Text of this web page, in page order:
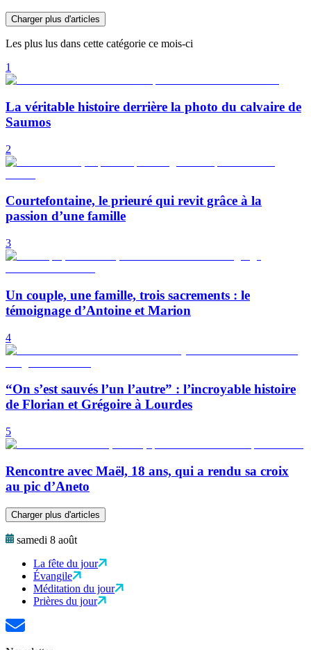
Charger plus d'articles
Les plus lus dans cette catégorie ce mois-ci
1
La véritable histoire derrière la photo du calvaire de
Saumos
2
Courtefontaine, le prieuré qui revit grâce à la
passion d’une famille
3
Un couple, une famille, trois sacrements : le
témoignage d’Antoine et Marion
4
“On s’est sauvés l’un l’autre” : l’incroyable histoire
de Florian et Grégoire à Lourdes
5
Rencontre avec Maël, 18 ans, qui a rendu sa croix
au pic d’Aneto
Charger plus d'articles
samedi 8 août
La fête du jour
Évangile
Méditation du jour
Prières du jour